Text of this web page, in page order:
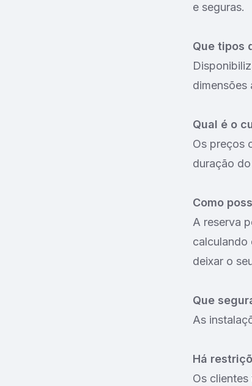
e seguras.
Que tipos
dimensões
Qual é o
Os preços
duração
Como
A reserva
calculando
deixar o
Que
As
Há
Os